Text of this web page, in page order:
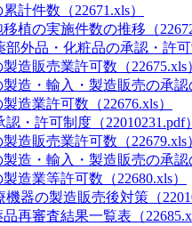
計件数（22671.xls）
植の実施件数の推移（
部外品・化粧品の承認・許
造販売業許可数（22675.xls
製造・輸入・製造販売の承認
造業許可数（22676.xls）
・許可制度（22010231.pdf）
造販売業許可数（22679.xls
製造・輸入・製造販売の承認
造業等許可数（22680.xls）
器の製造販売後対策（
再審査結果一覧表（